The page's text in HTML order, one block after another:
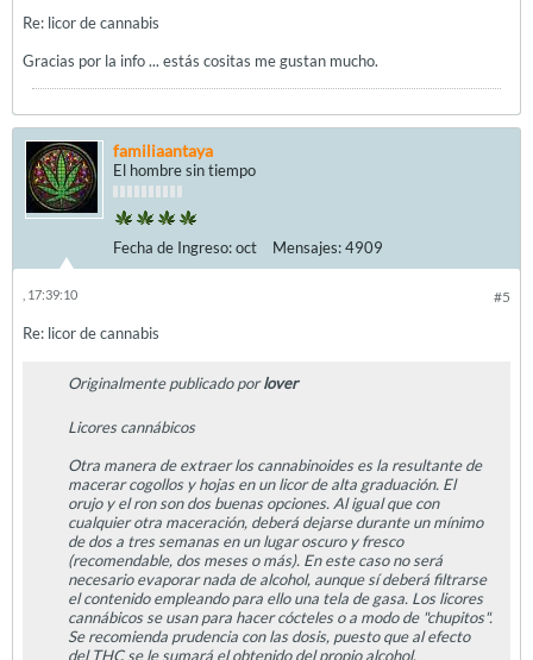
Re: licor de cannabis
Gracias por la info ... estás cositas me gustan mucho.
familiaantaya
El hombre sin tiempo
Fecha de Ingreso:oct Mensajes:4909
#5
, 17:39:10
Re: licor de cannabis
Originalmente publicado porlover
Licores cannábicos
Otra manera de extraer los cannabinoides es la resultante de
macerar cogollos y hojas en un licor de alta graduación. El
orujo y el ron son dos buenas opciones. Al igual que con
cualquier otra maceración, deberá dejarse durante un mínimo
de dos a tres semanas en un lugar oscuro y fresco
(recomendable, dos meses o más). En este caso no será
necesario evaporar nada de alcohol, aunque sí deberá filtrarse
el contenido empleando para ello una tela de gasa. Los licores
cannábicos se usan para hacer cócteles o a modo de "chupitos".
Se recomienda prudencia con las dosis, puesto que al efecto
del THC se le sumará el obtenido del propio alcohol.